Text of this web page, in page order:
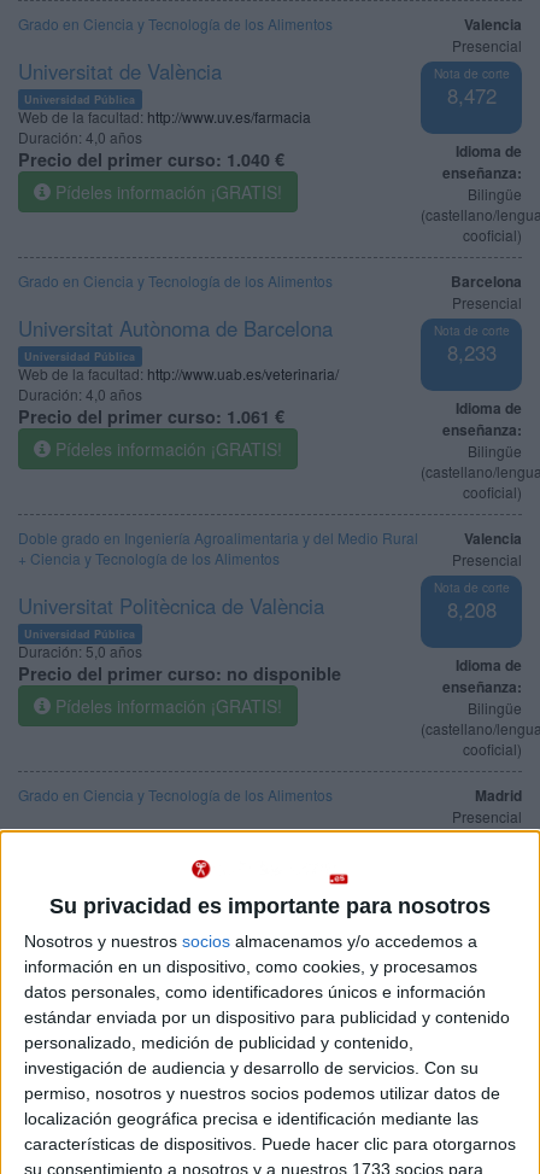
Su privacidad es importante para nosotros
Nosotros y nuestros socios almacenamos y/o accedemos a
información en un dispositivo, como cookies, y procesamos
datos personales, como identificadores únicos e información
estándar enviada por un dispositivo para publicidad y contenido
personalizado, medición de publicidad y contenido,
investigación de audiencia y desarrollo de servicios. Con su
permiso, nosotros y nuestros socios podemos utilizar datos de
localización geográfica precisa e identificación mediante las
características de dispositivos. Puede hacer clic para otorgarnos
su consentimiento a nosotros y a nuestros 1733 socios para
Valencia
Presencial
Nota de corte
8,472
Idioma de
enseñanza:
Bilingüe
(castellano/
cooficial)
Grado en Ciencia y Tecnología de los Alimentos
Universitat de València
Universidad Pública
Web de la facultad: http://www.uv.es/farmacia
Duración: 4,0 años
Precio del primer curso: 1.040 €
Pídeles información ¡GRATIS!
Barcelona
Presencial
Nota de corte
8,233
Idioma de
enseñanza:
Bilingüe
(castellano/
cooficial)
Grado en Ciencia y Tecnología de los Alimentos
Universitat Autònoma de Barcelona
Universidad Pública
Web de la facultad: http://www.uab.es/veterinaria/
Duración: 4,0 años
Precio del primer curso: 1.061 €
Pídeles información ¡GRATIS!
Valencia
Presencial
Nota de corte
8,208
Idioma de
enseñanza:
Bilingüe
(castellano/
cooficial)
Doble grado en Ingeniería Agroalimentaria y del Medio Rural
+ Ciencia y Tecnología de los Alimentos
Universitat Politècnica de València
Universidad Pública
Duración:5,0 años
Precio del primer curso: no disponible
Pídeles información ¡GRATIS!
Madrid
Presencial
enseñanza:
Castellano
Grado en Ciencia y Tecnología de los Alimentos
Universidad Rey Juan Carlos
Duración:4,0 años
Precio del primer curso:
1.241 €
Pídeles información ¡GRATIS!
Álava
Nota de corte
7,890
Idioma de
enseñanza:
Grado en Ciencia y Tecnología de los Alimentos
Universidad del País Vasco
Universidad Pública
Web de la facultad:http://www.farmazia.ehu.es/
4,0 años
Precio del primer curso:1.131 €